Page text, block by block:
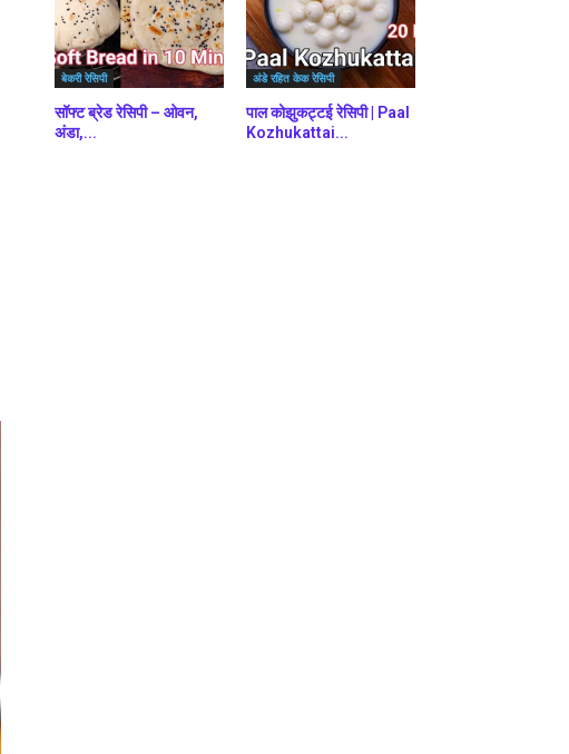
बेकरी रेसिपी
सॉफ्ट ब्रेड रेसिपी – ओवन,
अंडा,...
अंडे रहित केक रेसिपी
पाल कोझुकट्टई रेसिपी | Paal
Kozhukattai...